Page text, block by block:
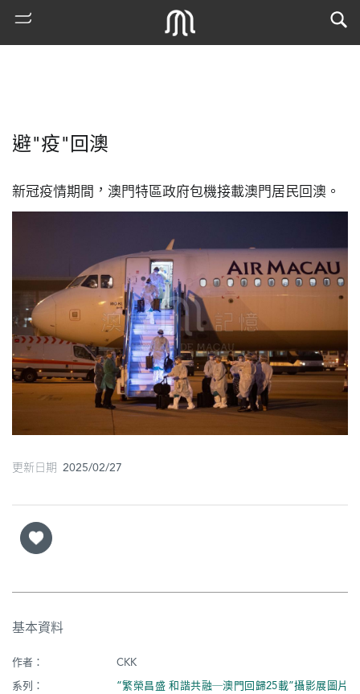
古
地
圖
閣
寺
市
避"疫"回澳
新冠疫情期間，澳門特區政府包機接載澳門居民回澳。
更新日期 2025/02/27
基本資料
作者：
CKK
系列：
“繁榮昌盛 和諧共融─澳門回歸25載”攝影展圖片